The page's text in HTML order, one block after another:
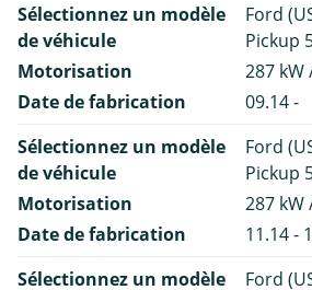
Sélectionnez un modèle
de véhicule
Ford
Pickup
Motorisation
287 kW
Date de fabrication
09.14 -
Sélectionnez un modèle
de véhicule
Ford
Pickup
Motorisation
287 kW
Date de fabrication
11.14 -
Sélectionnez un modèle
Ford